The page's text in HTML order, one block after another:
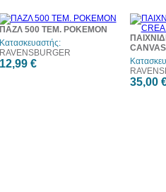
ΠΑΖΛ 500 ΤΕΜ. POKEMON
Κατασκευαστής:
RAVENSBURGER
12,99 €
35,00